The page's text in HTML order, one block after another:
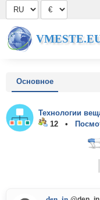
Основное
Технологии
12 •